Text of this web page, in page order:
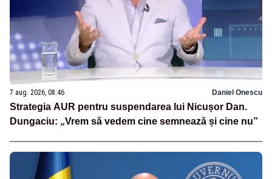
7 aug. 2026, 08:46 Daniel Onescu
Strategia AUR pentru suspendarea lui Nicușor Dan.
Dungaciu: „Vrem să vedem cine semnează și cine nu”